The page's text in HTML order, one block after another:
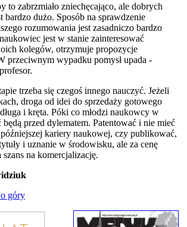
to zabrzmiało zniechęcająco, ale dobrych
bardzo dużo. Sposób na sprawdzenie
rozumowania jest zasadniczo bardzo
jest w stanie zainteresować
kolegów, otrzymuje propozycje
przeciwnym wypadku pomysł upada -
trzeba się czegoś innego nauczyć. Jeżeli
droga od idei do sprzedaży gotowego
i kręta. Póki co młodzi naukowcy w
będą przed dylematem. Patentować i nie mieć
kariery naukowej, czy publikować,
i uznanie w środowisku, ale za cenę
na komercjalizację.
góry